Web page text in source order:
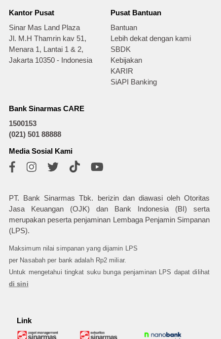
Kantor Pusat
Sinar Mas Land Plaza
Jl. M.H Thamrin kav 51,
Menara 1, Lantai 1 & 2,
Jakarta 10350 - Indonesia
Pusat Bantuan
Bantuan
Lebih dekat dengan kami
SBDK
Kebijakan
KARIR
SiAPI Banking
Bank Sinarmas CARE
1500153
(021) 501 88888
Media Sosial Kami
PT. Bank Sinarmas Tbk. berizin dan diawasi oleh Otoritas
Jasa Keuangan (OJK) dan Bank Indonesia (BI) serta
merupakan peserta penjaminan Lembaga Penjamin Simpanan
(LPS).
Maksimum nilai simpanan yang dijamin LPS
per Nasabah per bank adalah Rp2 miliar.
Untuk mengetahui tingkat suku bunga penjaminan LPS dapat dilihat
di sini
Link